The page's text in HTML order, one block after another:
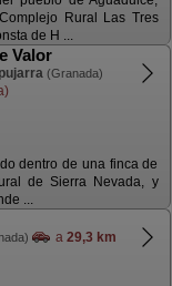
Rural Las Tres
de H ...
Valor
(Granada)
dentro de una finca de
de Sierra Nevada, y
...
a 29,3 km